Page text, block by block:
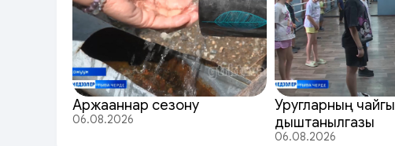
Аржааннар сезону
06.08.2026
Уругларның чайгы
дыштанылгазы
06.08.2026